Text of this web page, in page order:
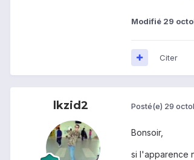
Modifié 29
Citer
lkzid2 Posté(e) 29
Bonsoir,
si l'apparence